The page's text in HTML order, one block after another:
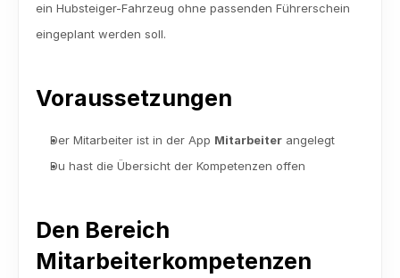
ein Hubsteiger-Fahrzeug ohne passenden Führerschein
eingeplant werden soll.
Voraussetzungen
Der Mitarbeiter ist in der App Mitarbeiter angelegt
Du hast die Übersicht der Kompetenzen offen
Den Bereich
Mitarbeiterkompetenzen